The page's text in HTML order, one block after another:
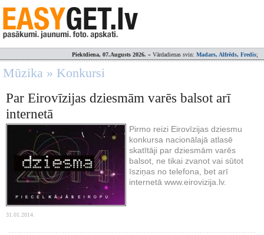
Piektdiena, 07.Augusts 2026. » Vārdadienas svin: Madars, Alfrēds, Fredis;
Mūzika » Konkursi
Par Eirovīzijas dziesmām varēs balsot arī
internetā
Pirmo reizi Eirovīzijas dziesmu
konkursa nacionālajā atlasē
skatītāji par dziesmām varēs
balsot, ne tikai zvanot vai sūtot
īsziņas no telefona, bet arī
internetā www.eirovizija.lv.
31.01.2014.